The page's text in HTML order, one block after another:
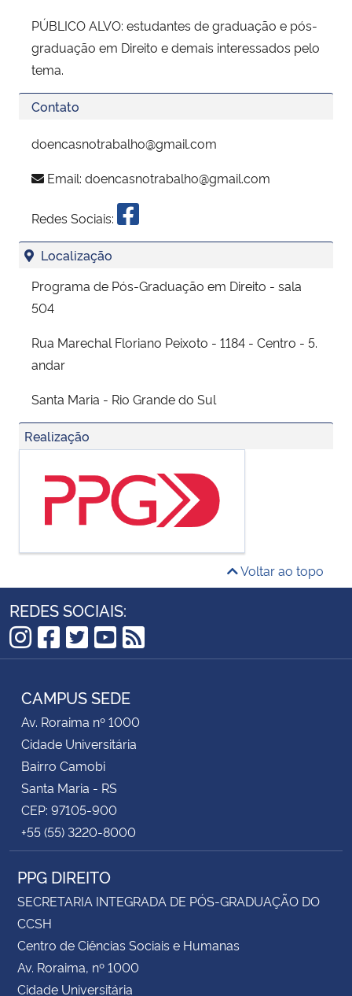
PÚBLICO ALVO: estudantes de graduação e pós-
graduação em Direito e demais interessados pelo
tema.
Contato
doencasnotrabalho@gmail.com
Email: doencasnotrabalho@gmail.com
Redes Sociais:
Localização
Programa de Pós-Graduação em Direito - sala
504
Rua Marechal Floriano Peixoto - 1184 - Centro - 5.
andar
Santa Maria - Rio Grande do Sul
Realização
Voltar ao topo
REDES SOCIAIS:
Instagram
Facebook
Twitter
YouTube
RSS
CAMPUS SEDE
Av. Roraima nº 1000
Cidade Universitária
Bairro Camobi
Santa Maria - RS
CEP: 97105-900
+55 (55) 3220-8000
PPG DIREITO
SECRETARIA INTEGRADA DE PÓS-GRADUAÇÃO DO
CCSH
Centro de Ciências Sociais e Humanas
Av. Roraima, nº 1000
Cidade Universitária